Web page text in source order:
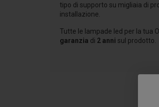
tipo di supporto su migliaia di
installazione.
Tutte le lampade led per la tua
garanzia di 2 anni sul prodotto.